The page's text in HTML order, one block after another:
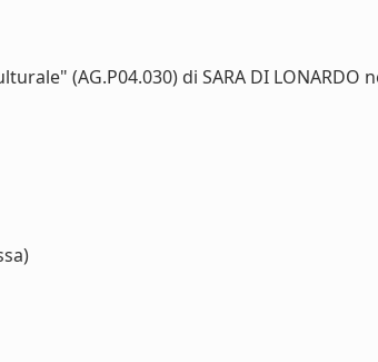
(AG.P04.030) di SARA DI LONARDO